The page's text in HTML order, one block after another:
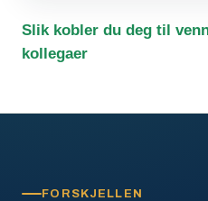
Slik kobler du deg til
kollegaer
FORSKJELLEN